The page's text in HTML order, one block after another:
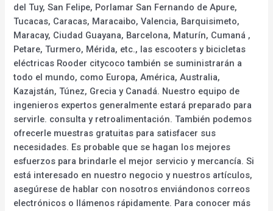
del Tuy, San Felipe, Porlamar San Fernando de Apure,
Tucacas, Caracas, Maracaibo, Valencia, Barquisimeto,
Maracay, Ciudad Guayana, Barcelona, Maturín, Cumaná ,
Petare, Turmero, Mérida, etc., las escooters y bicicletas
eléctricas Rooder citycoco también se suministrarán a
todo el mundo, como Europa, América, Australia,
Kazajstán, Túnez, Grecia y Canadá. Nuestro equipo de
ingenieros expertos generalmente estará preparado para
servirle. consulta y retroalimentación. También podemos
ofrecerle muestras gratuitas para satisfacer sus
necesidades. Es probable que se hagan los mejores
esfuerzos para brindarle el mejor servicio y mercancía. Si
está interesado en nuestro negocio y nuestros artículos,
asegúrese de hablar con nosotros enviándonos correos
electrónicos o llámenos rápidamente. Para conocer más